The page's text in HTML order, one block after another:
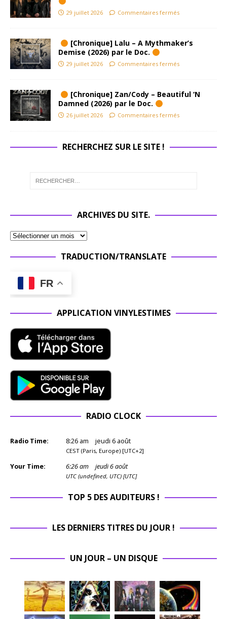
29 juillet 2026 Commentaires fermés
[Chronique] Lalu – A Mythmaker’s
Demise (2026) par le Doc.
29 juillet 2026 Commentaires fermés
[Chronique] Zan/Cody – Beautiful ‘N
Damned (2026) par le Doc.
26 juillet 2026 Commentaires fermés
RECHERCHEZ SUR LE SITE !
ARCHIVES DU SITE.
TRADUCTION/TRANSLATE
FR
APPLICATION VINYLESTIMES
RADIO CLOCK
Radio Time: 8:26 am jeudi 6 août
CEST (Paris, Europe) [UTC+2]
Your Time: 6:26am jeudi 6 août
UTC (undefined, UTC) [UTC]
TOP 5 DES AUDITEURS !
LES DERNIERS TITRES DU JOUR !
UN JOUR – UN DISQUE